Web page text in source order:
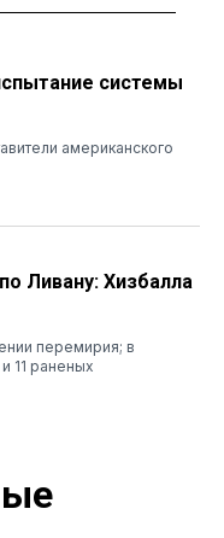
системы
американского
Ливану: Хизбалла
перемирия; в
11 раненых